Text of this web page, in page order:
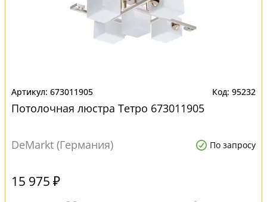
673011905 95232
Потолочная люстра Тетро 673011905
DeMarkt (Германия) По запросу
15 975 ₽